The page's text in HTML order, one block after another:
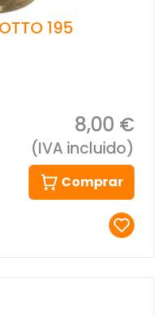
195
8,00 €
(IVA incluido)
Comprar